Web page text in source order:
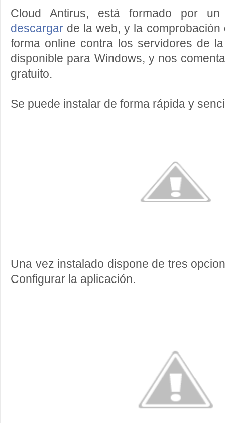
Cloud Antirus, está formado por
descargar de la web, y la
forma online contra los servidores de
disponible para Windows, y nos
gratuito.
Se puede instalar de forma rápida y
Una vez instalado dispone de tres
Configurar la aplicación.